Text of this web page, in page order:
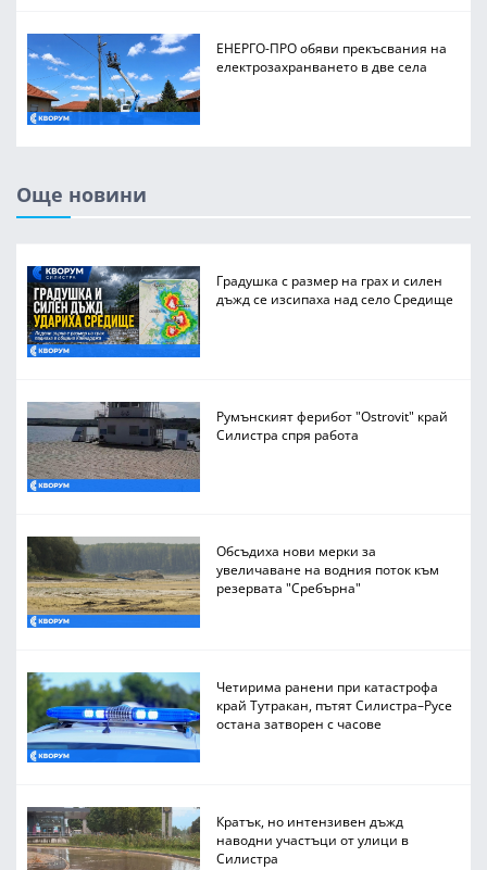
ЕНЕРГО-ПРО обяви прекъсвания на
електрозахранването в две села
Още новини
Градушка с размер на грах и силен
дъжд се изсипаха над село Средище
Румънският ферибот "Ostrovit" край
Силистра спря работа
Обсъдиха нови мерки за
увеличаване на водния поток към
резервата "Сребърна"
Четирима ранени при катастрофа
край Тутракан, пътят Силистра–Русе
остана затворен с часове
Кратък, но интензивен дъжд
наводни участъци от улици в
Силистра